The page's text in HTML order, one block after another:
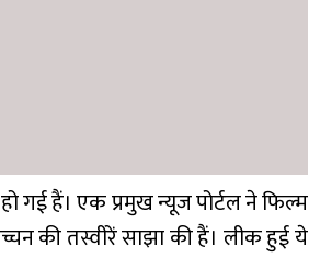
गई हैं। एक प्रमुख न्यूज पोर्टल ने फिल्म
की तस्वीरें साझा की हैं। लीक हुई ये